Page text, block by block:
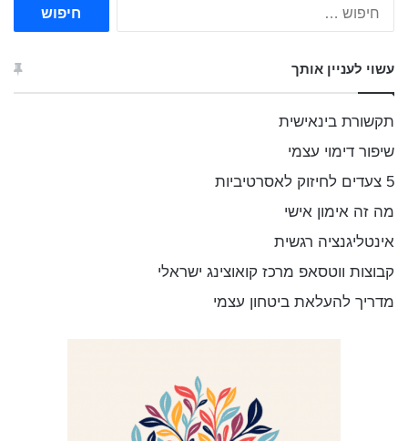
:
עשוי לעניין אותך
תקשורת בינאישית
שיפור דימוי עצמי
5 צעדים לחיזוק לאסרטיביות
מה זה אימון אישי
אינטליגנציה רגשית
קבוצות ווטסאפ מרכז קואוצינג ישראלי
מדריך להעלאת ביטחון עצמי